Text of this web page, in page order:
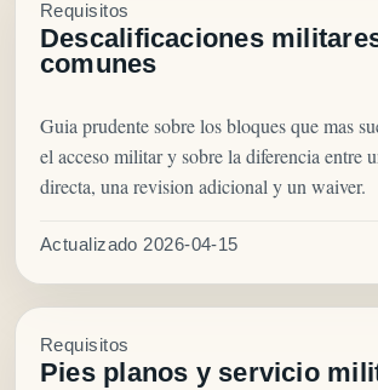
Requisitos
Descalificaciones
comunes
Guia prudente sobre los bloques que mas
el acceso militar y sobre la diferencia entre
directa, una revision adicional y un waiver.
Actualizado 2026-04-15
Requisitos
Pies planos y servicio